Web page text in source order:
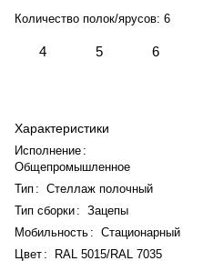
Количество полок/ярусов: 6
4 5 6
Характеристики
Исполнение :
Общепромышленное
Тип : Стеллаж полочный
Тип сборки: Зацепы
Мобильность : Стационарный
Цвет :
RAL 5015/RAL 7035